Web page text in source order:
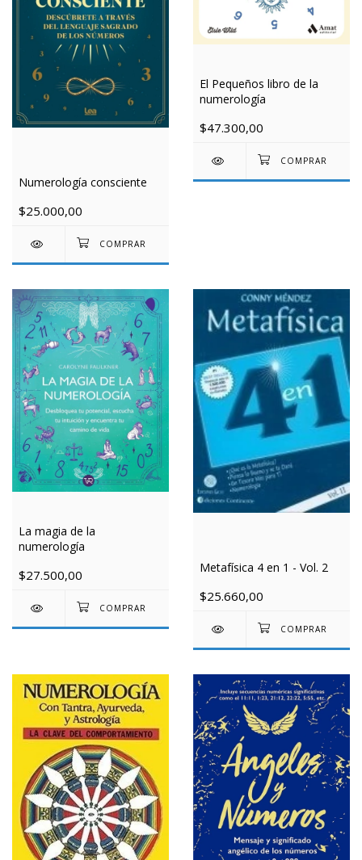
Numerología consciente
$25.000,00
El Pequeños libro de la
numerología
$47.300,00
La magia de la
numerología
$27.500,00 Metafísica 4 en 1 - Vol. 2
$25.660,00